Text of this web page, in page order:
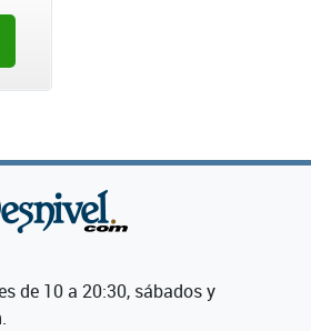
de 10 a 20:30, sábados y